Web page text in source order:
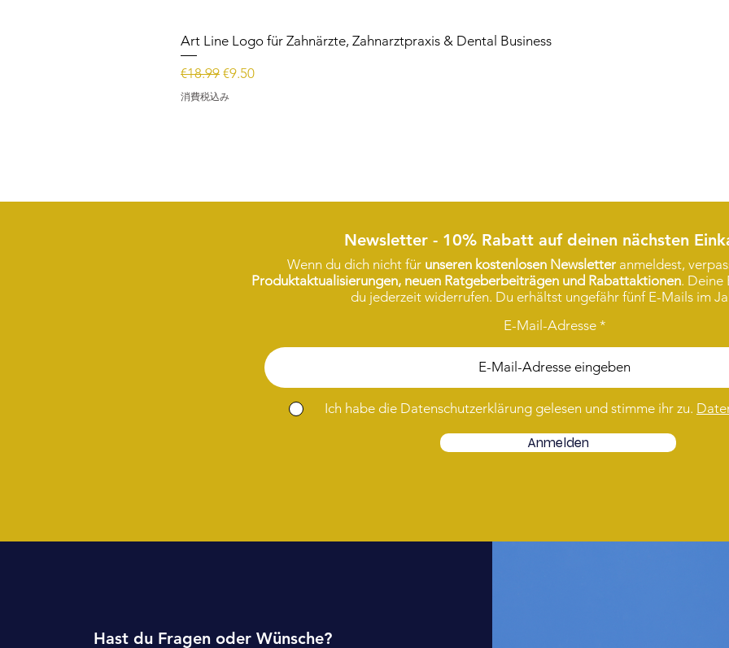
Art Line Logo für Zahnärzte, Zahnarztpraxis & Dental Business
通常価格
€18.99 セール価格
€9.50
消費税込み
Newsletter - 10% Rabatt auf deinen nächsten
Wenn du dich nicht für unseren kostenlosen Newsletter anmeldest,
Produktaktualisierungen, neuen Ratgeberbeiträgen und Rabattaktionen. Deine
du jederzeit widerrufen. Du erhältst ungefähr fünf E-Mails im
E-Mail-Adresse
Ich habe die Datenschutzerklärung gelesen und stimme ihr zu.
Anmelden
Hast du Fragen oder Wünsche?